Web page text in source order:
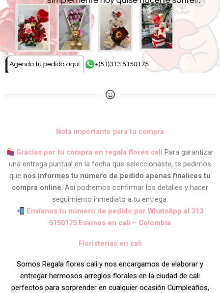
Nota importante para tu compra
Gracias por tu compra en regala flores caliPara garantizar
una entrega puntual en la fecha que seleccionaste, te pedimos
que nos informes tu número de pedido apenas finalices tu
compra online. Así podremos confirmar los detalles y hacer
seguimiento inmediato a tu entrega.
Envíanos tu número de pedido por WhatsApp al 313
5150175 Esamos en cali – Colombia
Floristerias en cali
Somos Regala flores cali y nos encargamos de elaborar y
entregar hermosos arreglos florales en la ciudad de cali
perfectos para sorprender en cualquier ocasión Cumpleaños,